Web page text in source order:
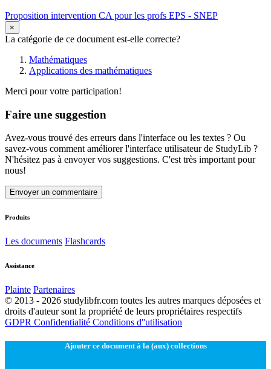
Proposition intervention CA pour les profs EPS - SNEP
×
La catégorie de ce document est-elle correcte?
Mathématiques
Applications des mathématiques
Merci pour votre participation!
Faire une suggestion
Avez-vous trouvé des erreurs dans l'interface ou les textes ? Ou
savez-vous comment améliorer l'interface utilisateur de StudyLib ?
N'hésitez pas à envoyer vos suggestions. C'est très important pour
nous!
Envoyer un commentaire
Produits
Les documents Flashcards
Assistance
Plainte Partenaires
© 2013 - 2026 studylibfr.com toutes les autres marques déposées et
droits d'auteur sont la propriété de leurs propriétaires respectifs
GDPR Confidentialité Conditions d''utilisation
Ajouter ce document à la (aux) collections